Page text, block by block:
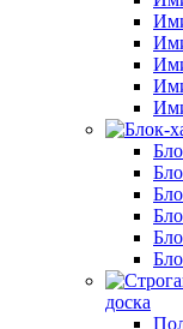
доска